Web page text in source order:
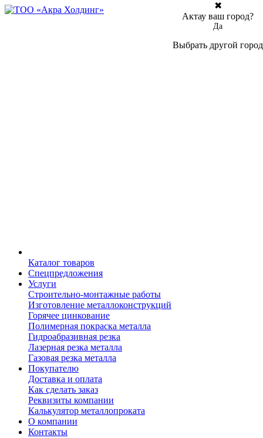
Каталог товаров
Спецпредложения
Услуги
Строительно-монтажные работы
Изготовление металлоконструкций
Горячее цинкование
Полимерная покраска металла
Гидроабразивная резка
Лазерная резка металла
Газовая резка металла
Покупателю
Доставка и оплата
Как сделать заказ
Реквизиты компании
Калькулятор металлопроката
О компании
Контакты
✖
Актау ваш город?
Да
Выбрать другой город